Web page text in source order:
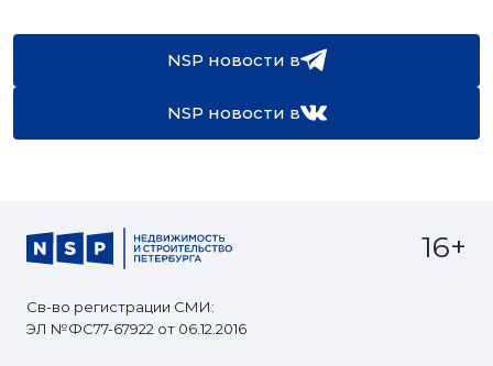
NSP новости в
NSP новости в
Св-во регистрации СМИ:
ЭЛ №ФС77-67922 от 06.12.2016
16+